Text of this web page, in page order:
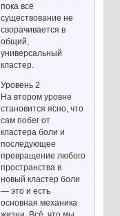
пока всё
существование не
сворачивается в
общий,
универсальный
кластер.
Уровень 2
На втором уровне
становится ясно, что
сам побег от
кластера боли и
последующее
превращение любого
пространства в
новый кластер боли
— это и есть
основная механика